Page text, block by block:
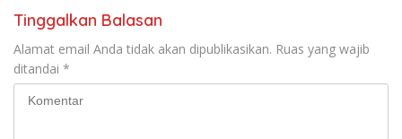
Tinggalkan Balasan
Alamat email Anda tidak akan dipublikasikan. Ruas yang wajib
ditandai *